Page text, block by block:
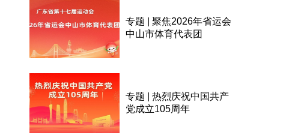
专题 | 聚焦2026年省运会
中山市体育代表团
专题 | 热烈庆祝中国共产
党成立105周年